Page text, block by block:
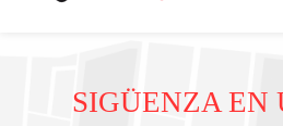
SIGÜENZA EN